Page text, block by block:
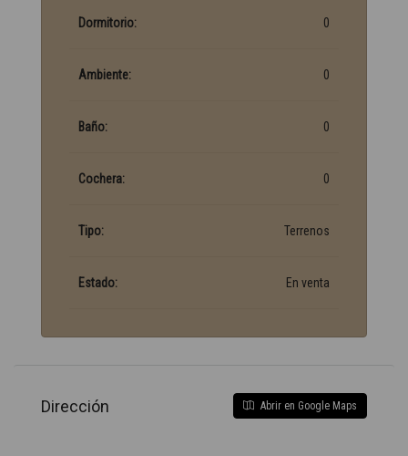
Dormitorio: 0
Ambiente: 0
Baño: 0
Cochera: 0
Tipo: Terrenos
Estado: En venta
Dirección Abrir en Google Maps